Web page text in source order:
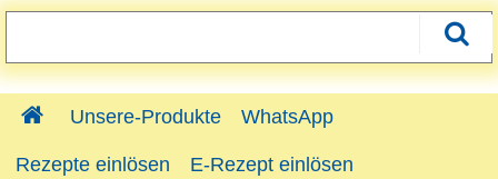
Unsere-Produkte WhatsApp
Rezepte einlösen E-Rezept einlösen